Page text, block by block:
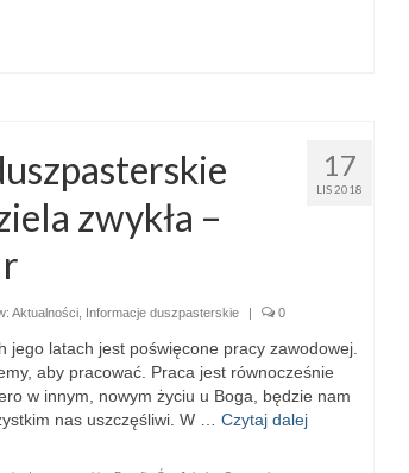
17
LIS 2018
zwykła –
Aktualności, Informacje duszpasterskie | 0
jego latach jest poświęcone pracy zawodowej.
aby pracować. Praca jest równocześnie
w innym, nowym życiu u Boga, będzie nam
nas uszczęśliwi. W … Czytaj dalej